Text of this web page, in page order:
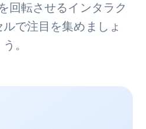
回転させるインタラク
で注目を集めましょ
う。